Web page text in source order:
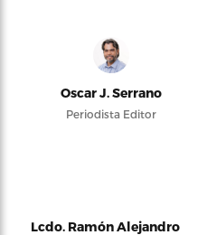
Oscar J. Serrano
Periodista Editor
Lcdo. Ramón Alejandro